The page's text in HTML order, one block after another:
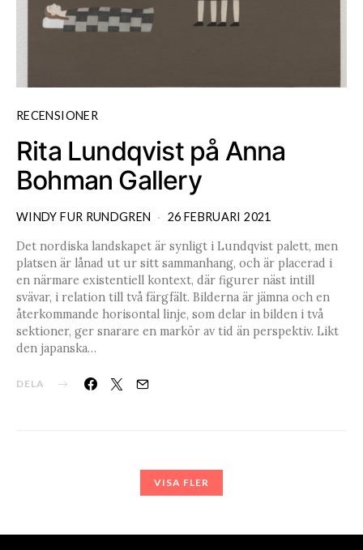
RECENSIONER
Rita Lundqvist på Anna
Bohman Gallery
WINDY FUR RUNDGREN 26 FEBRUARI 2021
Det nordiska landskapet är synligt i Lundqvist palett, men
platsen är lånad ut ur sitt sammanhang, och är placerad i
en närmare existentiell kontext, där figurer näst intill
svävar, i relation till två färgfält. Bilderna är jämna och en
återkommande horisontal linje, som delar in bilden i två
sektioner, ger snarare en markör av tid än perspektiv. Likt
den japanska…
DELA
VISA FLER